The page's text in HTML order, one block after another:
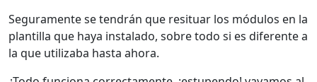
Seguramente se tendrán que resituar los módulos en la
plantilla que haya instalado, sobre todo si es diferente a
la que utilizaba hasta ahora.